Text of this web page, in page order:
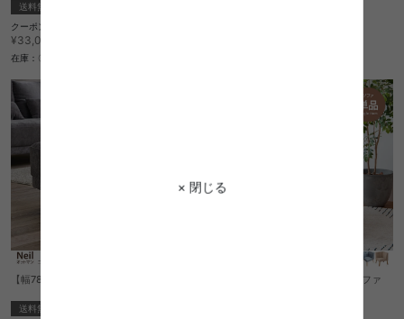
× 閉じる
送料無料
クーポン利用で
¥33,060→
在庫：〇
【幅78cm】Neil オットマン
送料無料
【単品】Hemel 1人掛けコーナーソファ